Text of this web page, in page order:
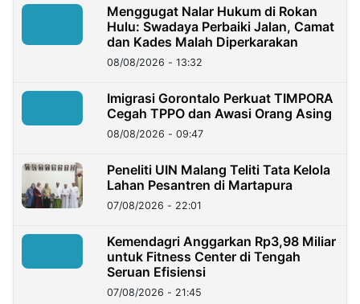
Menggugat Nalar Hukum di Rokan
Hulu: Swadaya Perbaiki Jalan, Camat
dan Kades Malah Diperkarakan
08/08/2026 - 13:32
Imigrasi Gorontalo Perkuat TIMPORA
Cegah TPPO dan Awasi Orang Asing
08/08/2026 - 09:47
Peneliti UIN Malang Teliti Tata Kelola
Lahan Pesantren di Martapura
07/08/2026 - 22:01
Kemendagri Anggarkan Rp3,98 Miliar
untuk Fitness Center di Tengah
Seruan Efisiensi
07/08/2026 - 21:45